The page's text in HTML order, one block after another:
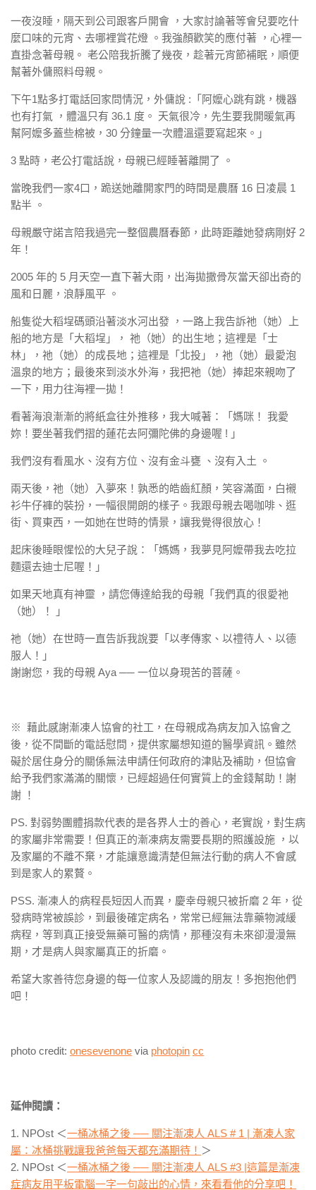
一夜沒睡，隔天到公司跟客戶開會 ，大家討論著等會兒要吃什
麼口味的元宵、去哪裡賞花燈 。我強顏歡笑的應付著 ，心裡一
直掛念著母親。 老公陪我折騰了幾夜，趁著元宵節補眠，順便
幫著外傭照料母親。
下午1點多打電話回家問情況，外傭說 :「阿嬤心跳有跳，機器
也有打氣 ，體溫只有 36.1 度。 天氣很冷，先生要我開暖氣再
幫阿嬤多蓋些棉被，30 分鐘量一次體溫還要寫起來。」
3 點時，老公打電話說，母親已經睡著離開了 。
當晚我們一家4口，跪送她離開家門的時間是農曆 16 日凌晨 1
點半 。
母親嚴守諾言陪我過完一整個農曆春節，此時距離她發病剛好 2
年！
2005 年的 5 月天空一直下著大雨，出海拋撒骨灰當天卻出奇的
風和日麗，浪靜風平 。
船隻從大稻埕碼頭沿著淡水河出發 ，一路上我告訴祂（她）上
船的地方是「大稻埕」， 祂（她）的出生地；這裡是「士
林」，祂（她）的成長地；這裡是「北投」，祂（她）最愛泡
溫泉的地方；最後來到淡水外海，我把祂（她）捧起來親吻了
一下，用力往海裡一拋！
看著海浪漸漸的將紙盒往外推移，我大喊著：「媽咪！ 我愛
妳！要坐著我們摺的蓮花去阿彌陀佛的身邊喔 ! 」
我們沒有看風水、沒有方位、沒有金斗甕 、沒有入土 。
兩天後，祂（她）入夢來！孰悉的皓齒紅顏，笑容滿面，白襯
衫牛仔褲的裝扮，一幅很開朗的樣子。我跟母親去喝咖啡、逛
街、買東西，一如她在世時的情景，讓我覺得很放心！
起床後睡眼惺忪的大兒子說：「媽媽，我夢見阿嬤帶我去吃拉
麵還去迪士尼喔！」
如果天地真有神靈 ，請您傳達給我的母親「我們真的很愛祂
（她）！ 」
祂（她）在世時一直告訴我說要「以孝傳家、以禮待人、以德
服人！」
謝謝您，我的母親 Aya ── 一位以身現苦的菩薩。
※ 藉此感謝漸凍人協會的社工，在母親成為病友加入協會之
後，從不間斷的電話慰問，提供家屬想知道的醫學資訊。雖然
礙於居住身分的關係無法申請任何政府的津貼及補助，但協會
給予我們家滿滿的關懷，已經超過任何實質上的金錢幫助！謝
謝 ！
PS. 對弱勢團體捐款代表的是各界人士的善心，老實說，對生病
的家屬非常需要！但真正的漸凍病友需要長期的照護設施 ，以
及家屬的不離不棄，才能讓意識清楚但無法行動的病人不會感
到是家人的累贅。
PSS. 漸凍人的病程長短因人而異，慶幸母親只被折磨 2 年，從
發病時常被誤診，到最後確定病名，常常已經無法靠藥物減緩
病程，等到真正接受無藥可醫的病情，那種沒有未來卻漫漫無
期，才是病人與家屬真正的折磨。
希望大家善待您身邊的每一位家人及認識的朋友！多抱抱他們
吧！
photo credit: onesevenone via photopin cc
延伸閱讀：
1. NPOst ＜一桶冰桶之後 ── 關注漸凍人 ALS # 1 | 漸凍人家
屬：冰桶挑戰讓我爸爸每天都充滿期待！ ＞
2. NPOst ＜一桶冰桶之後 ── 關注漸凍人 ALS #3 |這篇是漸凍
症病友用平板電腦一字一句敲出的心情，來看看他的分享吧！